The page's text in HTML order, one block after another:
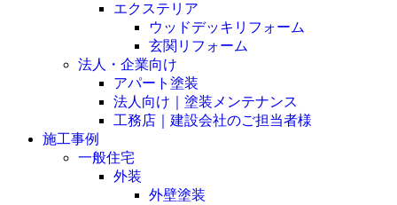
エクステリア
ウッドデッキリフォーム
玄関リフォーム
法人・企業向け
アパート塗装
法人向け｜塗装メンテナンス
工務店｜建設会社のご担当者様
施工事例
一般住宅
外装
外壁塗装